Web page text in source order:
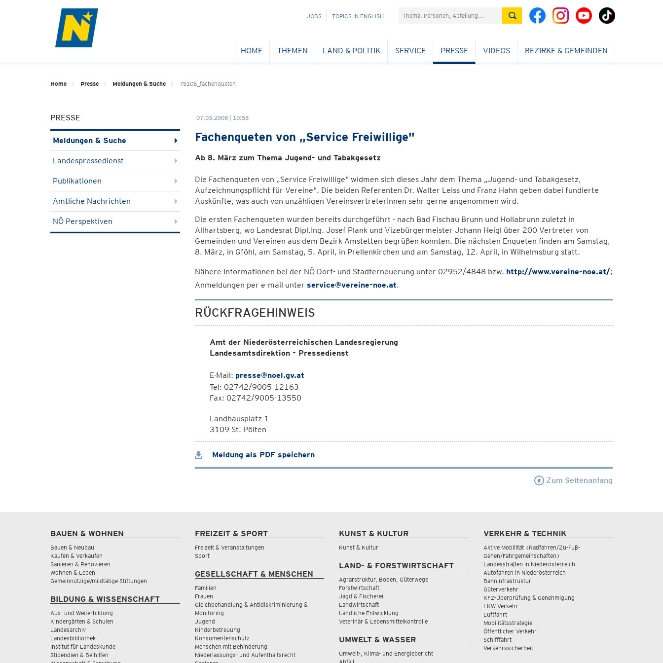
NAVIGATION
JOBS TOPICS IN ENGLISH Suchefeld
HOME THEMEN LAND & POLITIK SERVICE PRESSE VIDEOS BEZIRKE & GEMEINDEN
Home Presse Meldungen & Suche 75106_fachenqueten
PRESSE
Meldungen & Suche
Landespressedienst
Publikationen
Amtliche Nachrichten
NÖ Perspektiven
07.03.2008 | 10:58
Fachenqueten von „Service Freiwillige"
Ab 8. März zum Thema Jugend- und Tabakgesetz
Die Fachenqueten von „Service Freiwillige" widmen sich dieses Jahr dem Thema „Jugend- und Tabakgesetz,
Aufzeichnungspflicht für Vereine". Die beiden Referenten Dr. Walter Leiss und Franz Hahn geben dabei fundierte
Auskünfte, was auch von unzähligen VereinsvertreterInnen sehr gerne angenommen wird.
Die ersten Fachenqueten wurden bereits durchgeführt - nach Bad Fischau Brunn und Hollabrunn zuletzt in
Allhartsberg, wo Landesrat Dipl.Ing. Josef Plank und Vizebürgermeister Johann Heigl über 200 Vertreter von
Gemeinden und Vereinen aus dem Bezirk Amstetten begrüßen konnten. Die nächsten Enqueten finden am Samstag,
8. März, in Gföhl, am Samstag, 5. April, in Prellenkirchen und am Samstag, 12. April, in Wilhelmsburg statt.
Nähere Informationen bei der NÖ Dorf- und Stadterneuerung unter 02952/4848 bzw. http://www.vereine-noe.at/;
Anmeldungen per e-mail unter service@vereine-noe.at.
RÜCKFRAGEHINWEIS
Amt der Niederösterreichischen Landesregierung
Landesamtsdirektion - Pressedienst
E-Mail: presse@noel.gv.at
Tel: 02742/9005-12163
Fax: 02742/9005-13550
Landhausplatz 1
3109 St. Pölten
Meldung als PDF speichern
Zum Seitenanfang
BAUEN & WOHNEN
Bauen & Neubau
Kaufen & Verkaufen
Sanieren & Renovieren
Wohnen & Leben
Gemeinnützige/mildtätige Stiftungen
BILDUNG & WISSENSCHAFT
Aus- und Weiterbildung
Kindergärten & Schulen
Landesarchiv
Landesbibliothek
Institut für Landeskunde
Stipendien & Beihilfen
FREIZEIT & SPORT
Freizeit & Veranstaltungen
Sport
GESELLSCHAFT & MENSCHEN
Familien
Frauen
Gleichbehandlung & Antidiskriminierung &
Monitoring
Jugend
Kinderbetreuung
Konsumentenschutz
Menschen mit Behinderung
Niederlassungs- und Aufenthaltsrecht
KUNST & KULTUR
Kunst & Kultur
LAND- & FORSTWIRTSCHAFT
Agrarstruktur, Boden, Güterwege
Forstwirtschaft
Jagd & Fischerei
Landwirtschaft
Ländliche Entwicklung
Veterinär & Lebensmittelkontrolle
UMWELT & WASSER
Umwelt-, Klima- und Energiebericht
VERKEHR & TECHNIK
Aktive Mobilität (Radfahren/Zu-Fuß-
Gehen/Fahrgemeinschaften)
Landesstraßen in Niederösterreich
Autofahren in Niederösterreich
Bahninfrastruktur
Güterverkehr
KFZ-Überprüfung & Genehmigung
LKW Verkehr
Luftfahrt
Mobilitätsstrategie
Öffentlicher Verkehr
Schifffahrt
Verkehrssicherheit